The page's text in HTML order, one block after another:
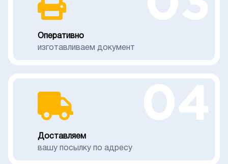
Оперативно
изготавливаем документ
Доставляем
вашу посылку по адресу